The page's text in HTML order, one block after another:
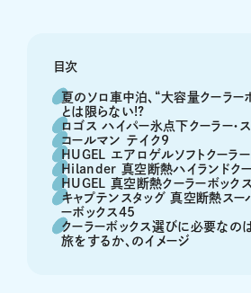
目次
夏のソロ車中泊、“大容量クーラー
とは限らない!?
ロゴス ハイパー氷点下クーラー・
コールマン テイク9
HUGEL エアロゲルソフトクーラ
Hilander 真空断熱ハイランドクー
HUGEL 真空断熱クーラーボック
キャプテンスタッグ 真空断熱スー
ーボックス45
クーラーボックス選びに必要なの
旅をするか、のイメージ